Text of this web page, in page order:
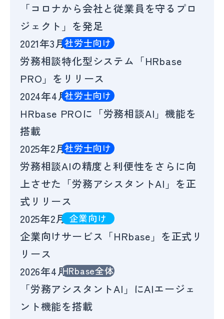
「コロナから会社と従業員を守るプロ
ジェクト」を発足
2021年3月社労士向け
労務相談特化型システム「HRbase
PRO」をリリース
2024年4月社労士向け
HRbase PROに「労務相談AI」機能を
搭載
2025年2月社労士向け
労務相談AIの精度と利便性をさらに向
上させた「労務アシスタントAI」を正
式リリース
2025年2月 企業向け
企業向けサービス「HRbase」を正式リ
リース
2026年4月HRbase全体
「労務アシスタントAI」にAIエージェ
ント機能を搭載